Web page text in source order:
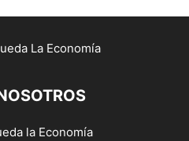
la Economía